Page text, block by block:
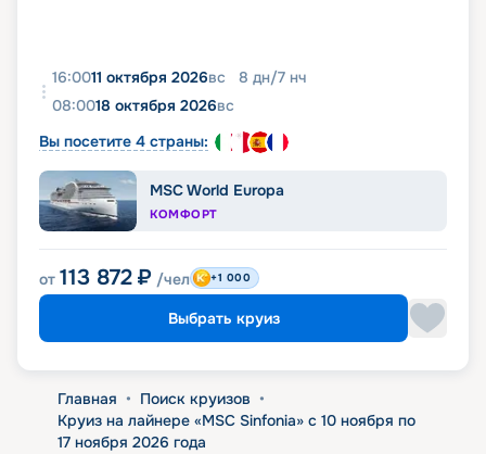
16:0011 октября 2026вс 8 дн/7 нч
08:0018 октября 2026вс
Вы посетите 4 страны:
MSC World Europa
КОМФОРТ
от 113 872 ₽ /чел +1 000
Выбрать круиз
Главная • Поиск круизов •
Круиз на лайнере «MSC Sinfonia» с 10 ноября по
17 ноября 2026 года